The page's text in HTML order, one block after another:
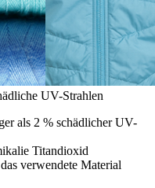
UV-Strahlen
als 2 % schädlicher UV-
Titandioxid
verwendete Material